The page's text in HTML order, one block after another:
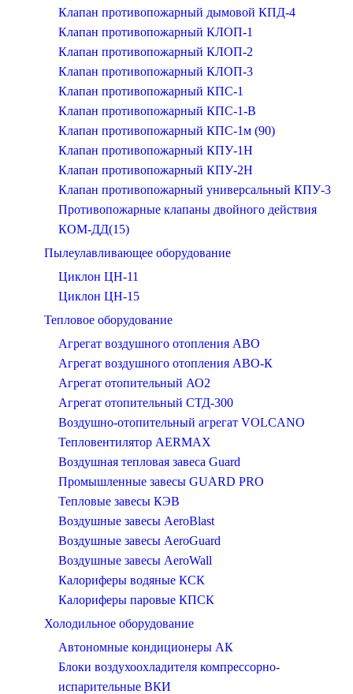
Клапан противопожарный дымовой КПД-4
Клапан противопожарный КЛОП-1
Клапан противопожарный КЛОП-2
Клапан противопожарный КЛОП-3
Клапан противопожарный КПС-1
Клапан противопожарный КПС-1-В
Клапан противопожарный КПС-1м (90)
Клапан противопожарный КПУ-1Н
Клапан противопожарный КПУ-2Н
Клапан противопожарный универсальный КПУ-3
Противопожарные клапаны двойного действия
КОМ-ДД(15)
Пылеулавливающее оборудование
Циклон ЦН-11
Циклон ЦН-15
Тепловое оборудование
Агрегат воздушного отопления АВО
Агрегат воздушного отопления АВО-К
Агрегат отопительный АО2
Агрегат отопительный СТД-300
Воздушно-отопительный агрегат VOLCANO
Тепловентилятор AERMAX
Воздушная тепловая завеса Guard
Промышленные завесы GUARD PRO
Тепловые завесы КЭВ
Воздушные завесы AeroBlast
Воздушные завесы AeroGuard
Воздушные завесы AeroWall
Калориферы водяные КСК
Калориферы паровые КПСК
Холодильное оборудование
Автономные кондиционеры АК
Блоки воздухоохладителя компрессорно-
испарительные ВКИ